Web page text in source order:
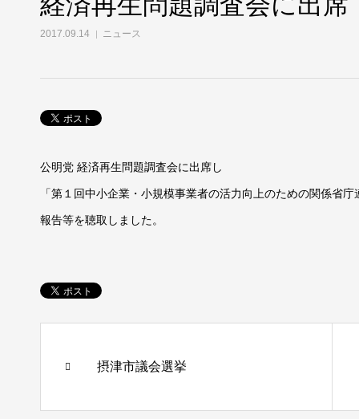
2017.09.14 ニュース
公明党 経済再生問題調査会に出席し
「第１回中小企業・小規模事業者の活力向上のための関係省庁
報告等を聴取しました。
摂津市議会選挙